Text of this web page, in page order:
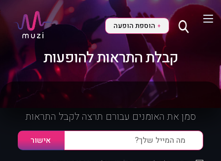
+ הוספת הופעה
קבלת התראות להופעות
סמן את האומנים עבורם תרצה לקבל התראות